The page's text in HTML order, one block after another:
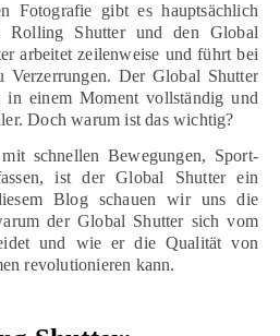
Fotografie gibt es hauptsächlich
Rolling Shutter und den Global
arbeitet zeilenweise und führt bei
Verzerrungen. Der Global Shutter
in einem Moment vollständig und
Doch warum ist das wichtig?
schnellen Bewegungen, Sport-
ist der Global Shutter ein
Blog schauen wir uns die
der Global Shutter sich vom
und wie er die Qualität von
revolutionieren kann.